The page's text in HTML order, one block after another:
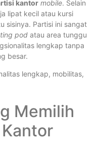
kantor mobile. Selain
lipat kecil atau kursi
sisinya. Partisi ini sangat
pod atau area tunggu
lengkap tanpa
besar.
lengkap, mobilitas,
Memilih